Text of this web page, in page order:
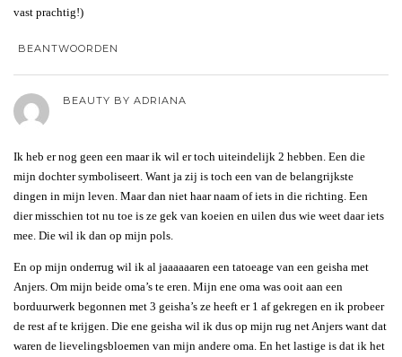
vast prachtig!)
BEANTWOORDEN
BEAUTY BY ADRIANA
Ik heb er nog geen een maar ik wil er toch uiteindelijk 2 hebben. Een die
mijn dochter symboliseert. Want ja zij is toch een van de belangrijkste
dingen in mijn leven. Maar dan niet haar naam of iets in die richting. Een
dier misschien tot nu toe is ze gek van koeien en uilen dus wie weet daar iets
mee. Die wil ik dan op mijn pols.
En op mijn onderrug wil ik al jaaaaaaren een tatoeage van een geisha met
Anjers. Om mijn beide oma’s te eren. Mijn ene oma was ooit aan een
borduurwerk begonnen met 3 geisha’s ze heeft er 1 af gekregen en ik probeer
de rest af te krijgen. Die ene geisha wil ik dus op mijn rug net Anjers want dat
waren de lievelingsbloemen van mijn andere oma. En het lastige is dat ik het